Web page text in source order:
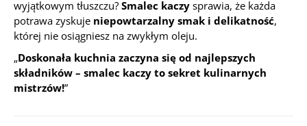
wyjątkowym tłuszczu? Smalec kaczy sprawia, że każda
potrawa zyskuje niepowtarzalny smak i delikatność,
której nie osiągniesz na zwykłym oleju.
„Doskonała kuchnia zaczyna się od najlepszych
składników – smalec kaczy to sekret kulinarnych
mistrzów!”